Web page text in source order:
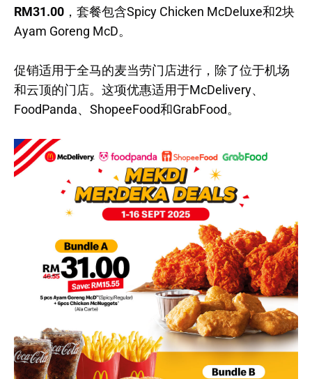
RM31.00 ，套餐包含Spicy Chicken McDeluxe和2块
Ayam Goreng McD。
促销适用于全马的麦当劳门店进行，除了位于机场
和云顶的门店。这项优惠适用于McDelivery、
FoodPanda、ShopeeFood和GrabFood。